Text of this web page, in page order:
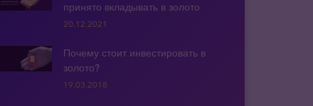
принято вкладывать в золото
20.12.2021
Почему стоит инвестировать в
золото?
19.03.2018